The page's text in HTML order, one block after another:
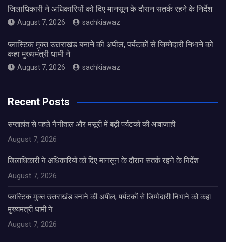
जिलाधिकारी ने अधिकारियों को दिए मानसून के दौरान सतर्क रहने के निर्देश
August 7, 2026 sachkiawaz
प्लास्टिक मुक्त उत्तराखंड बनाने की अपील, पर्यटकों से जिम्मेदारी निभाने को
कहा मुख्यमंत्री धामी ने
August 7, 2026 sachkiawaz
Recent Posts
सप्ताहांत से पहले नैनीताल और मसूरी में बढ़ी पर्यटकों की आवाजाही
August 7, 2026
जिलाधिकारी ने अधिकारियों को दिए मानसून के दौरान सतर्क रहने के निर्देश
August 7, 2026
प्लास्टिक मुक्त उत्तराखंड बनाने की अपील, पर्यटकों से जिम्मेदारी निभाने को कहा
मुख्यमंत्री धामी ने
August 7, 2026